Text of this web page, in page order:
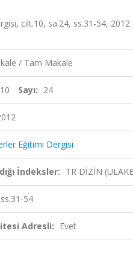
cilt.10, sa.24, ss.31-54, 2012
/ Tam Makale
10 Sayı: 24
Eğitimi Dergisi
İndeksler: TR DİZİN
ss.31-54
Adresli: Evet